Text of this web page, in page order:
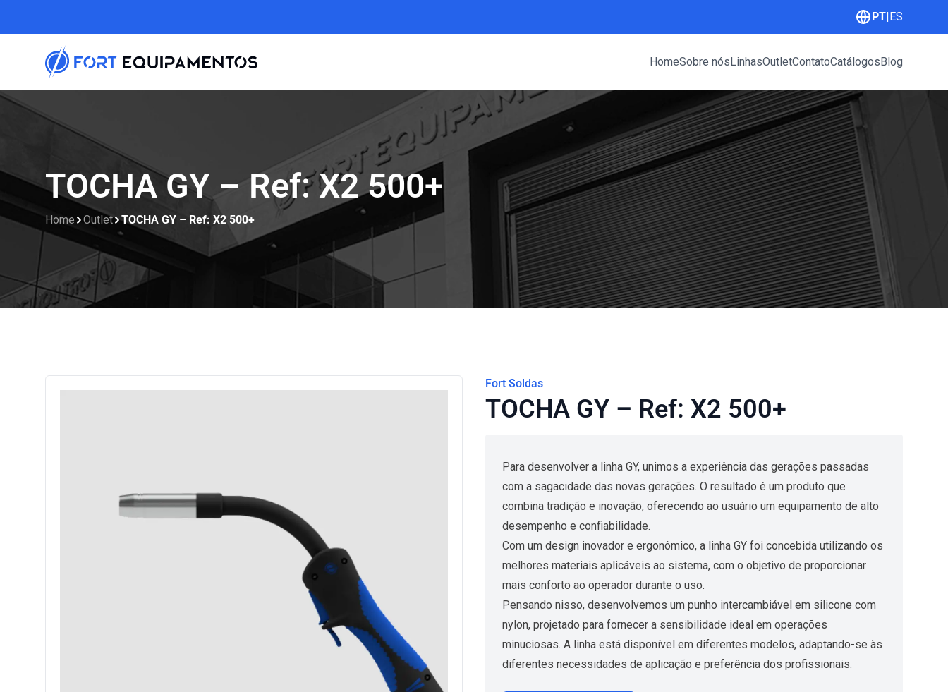
PT|ES
HomeSobre nósLinhasOutletContatoCatálogosBlog
TOCHA GY – Ref: X2 500+
Home Outlet TOCHA GY – Ref: X2 500+
Fort Soldas
TOCHA GY – Ref: X2 500+
Para desenvolver a linha GY, unimos a experiência das gerações passadas
com a sagacidade das novas gerações. O resultado é um produto que
combina tradição e inovação, oferecendo ao usuário um equipamento de alto
desempenho e confiabilidade.
Com um design inovador e ergonômico, a linha GY foi concebida utilizando os
melhores materiais aplicáveis ao sistema, com o objetivo de proporcionar
mais conforto ao operador durante o uso.
Pensando nisso, desenvolvemos um punho intercambiável em silicone com
nylon, projetado para fornecer a sensibilidade ideal em operações
minuciosas. A linha está disponível em diferentes modelos, adaptando-se às
diferentes necessidades de aplicação e preferência dos profissionais.